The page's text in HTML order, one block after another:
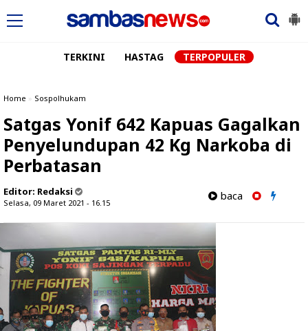
TERKINI HASTAG TERPOPULER
Home » Sospolhukam
Satgas Yonif 642 Kapuas Gagalkan
Penyelundupan 42 Kg Narkoba di
Perbatasan
Editor: Redaksi
Selasa, 09 Maret 2021 - 16.15
baca